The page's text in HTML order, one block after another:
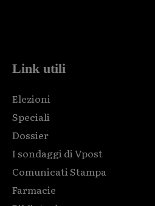
Link utili
Elezioni
Speciali
Dossier
I sondaggi di Vpost
Comunicati Stampa
Farmacie